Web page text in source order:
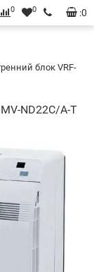
:0
0 0
блок VRF-
ND22C/A-T